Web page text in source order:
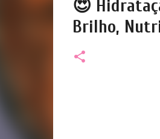
😍
Brilho,